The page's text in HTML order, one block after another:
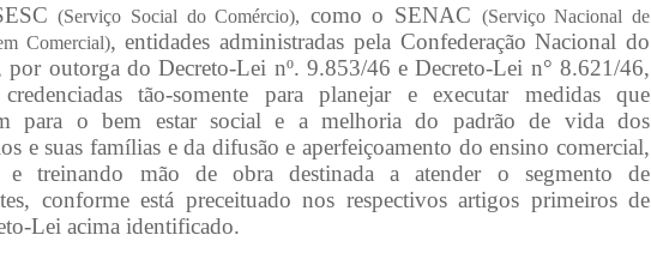
(Serviço Social do Comércio), como o SENAC (Serviço Nacional de
Comercial), entidades administradas pela Confederação Nacional do
por outorga do Decreto-Lei nº. 9.853/46 e Decreto-Lei n° 8.621/46,
credenciadas tão-somente para planejar e executar medidas que
para o bem estar social e a melhoria do padrão de vida dos
e suas famílias e da difusão e aperfeiçoamento do ensino comercial,
e treinando mão de obra destinada a atender o segmento de
conforme está preceituado nos respectivos artigos primeiros de
Lei acima identificado.